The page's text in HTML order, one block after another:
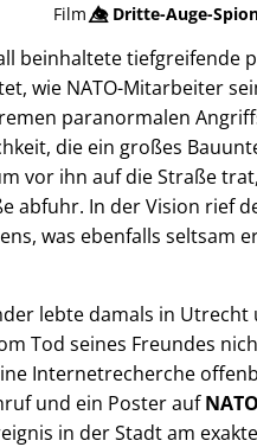
Film👁️⃤Dritte-Auge-
beinhaltete tiefgreifende
wie NATO-Mitarbeiter
paranormalen
die ein großes
vor ihn auf die Straße
abfuhr. In der Vision rief
was ebenfalls seltsam
lebte damals in Utrecht
Tod seines Freundes
Internetrecherche
und ein Poster auf
in der Stadt am